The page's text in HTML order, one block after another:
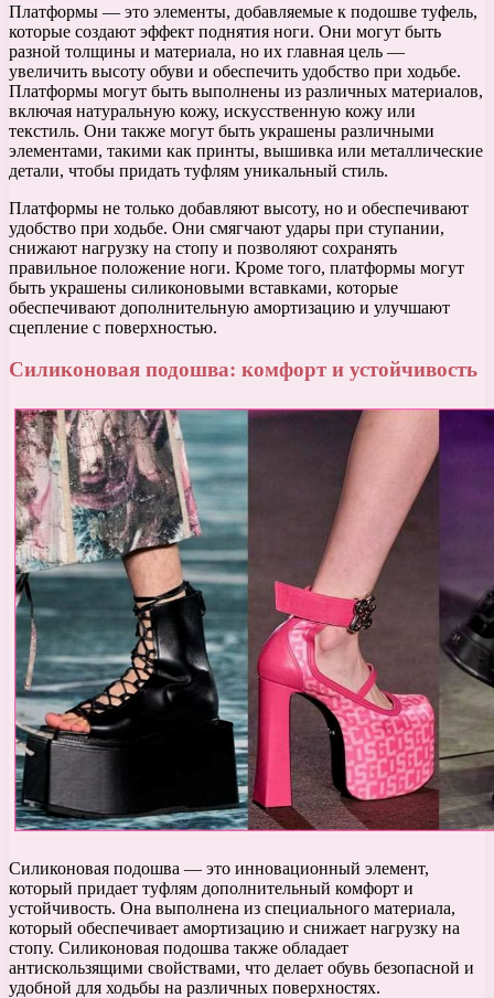
Платформы — это элементы, добавляемые к подошве туфель,
которые создают эффект поднятия ноги. Они могут быть
разной толщины и материала, но их главная цель —
увеличить высоту обуви и обеспечить удобство при ходьбе.
Платформы могут быть выполнены из различных материалов,
включая натуральную кожу, искусственную кожу или
текстиль. Они также могут быть украшены различными
элементами, такими как принты, вышивка или металлические
детали, чтобы придать туфлям уникальный стиль.
Платформы не только добавляют высоту, но и обеспечивают
удобство при ходьбе. Они смягчают удары при ступании,
снижают нагрузку на стопу и позволяют сохранять
правильное положение ноги. Кроме того, платформы могут
быть украшены силиконовыми вставками, которые
обеспечивают дополнительную амортизацию и улучшают
сцепление с поверхностью.
Силиконовая подошва: комфорт и устойчивость
Силиконовая подошва — это инновационный элемент,
который придает туфлям дополнительный комфорт и
устойчивость. Она выполнена из специального материала,
который обеспечивает амортизацию и снижает нагрузку на
стопу. Силиконовая подошва также обладает
антискользящими свойствами, что делает обувь безопасной и
удобной для ходьбы на различных поверхностях.